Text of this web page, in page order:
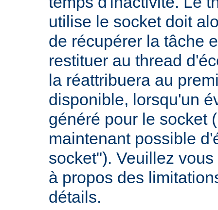
utilise le socket doit
de récupérer la tâche
restituer au thread
la réattribuera au
disponible, lorsqu'un
généré pour le socket
maintenant possible
socket"). Veuillez
à propos des
détails.